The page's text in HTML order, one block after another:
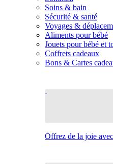
Soins & bain
Sécurité & santé
Voyages &
Aliments pour bébé
Jouets pour bébé et
Coffrets cadeaux
Bons & Cartes
Offrez de la joie